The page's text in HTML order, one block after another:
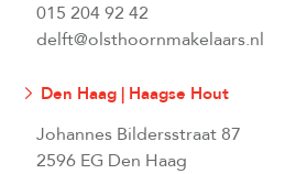
015 204 92 42
delft@olsthoornmakelaars.nl
Den Haag | Haagse Hout
Johannes Bildersstraat 87
2596 EG Den Haag